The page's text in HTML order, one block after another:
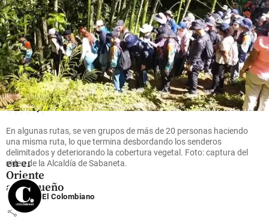
Oriente
Antioqueño
Flores que
cruzan el
cielo: así
es el
negocio
que mueve
US$ 380
millones
en el
Oriente
antioqueño
share
En algunas rutas, se ven grupos de más de 20 personas haciendo
una misma ruta, lo que termina desbordando los senderos
delimitados y deteriorando la cobertura vegetal. Foto: captura del
video de la Alcaldía de Sabaneta.
El Colombiano